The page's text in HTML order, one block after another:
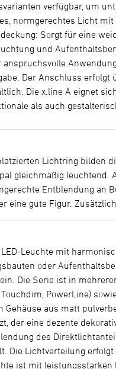
verfügbar, um
normgerechtes Licht
Sorgt für eine
und
Der Anschluss
Die x.line A eignet
als auch
Lichtring bilden
gleichmäßig
Entblendung an
eine gute Figur.
Leuchte mit
oder
Die Serie ist in
PowerLine)
Gehäuse aus matt
der eine dezente
des
Die Lichtverteilung
ist mit